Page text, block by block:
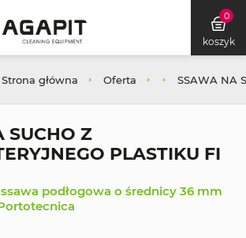
0
koszyk
Strona główna Oferta SSAWA NA
SUCHO Z
PLASTIKU FI
podłogowa o średnicy 36 mm